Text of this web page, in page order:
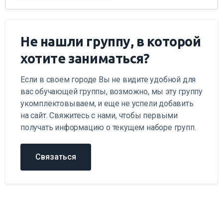
Не нашли группу, в которой
хотите заниматься?
Если в своем городе Вы не видите удобной для
вас обучающей группы, возможно, мы эту группу
укомплектовываем, и еще не успели добавить
на сайт. Свяжитесь с нами, чтобы первыми
получать информацию о текущем наборе групп.
Связаться